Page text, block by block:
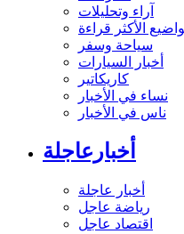
آراء وتحليلات
الأكثر قراءة
سياحة وسفر
أخبار السيارات
كاريكاتير
نساء في الأخبار
ناس في الأخبار
أخبارعاجلة
أخبار عاجلة
رياضة عاجل
اقتصاد عاجل